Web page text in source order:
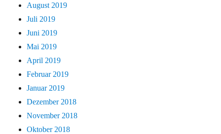
August 2019
Juli 2019
Juni 2019
Mai 2019
April 2019
Februar 2019
Januar 2019
Dezember 2018
November 2018
Oktober 2018